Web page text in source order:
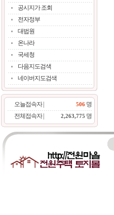
공시지가 조회
전자정부
대법원
온나라
국세청
다음지도검색
네이버지도검색
오늘접속자 | 506명
전체접속자 |
2,263,775 명